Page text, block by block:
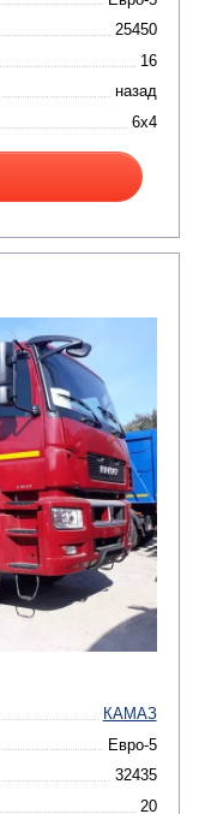
ПОДЪЕМНО-
ТРАНСПОРТНАЯ
Автокраны(3)
Крано-
установки (КМУ)
КОММУНАЛЬНАЯ
машины
Вакуумные машины
Илососные машины
Каналопромывочные
Комбинированные
Мусоровозы(24)